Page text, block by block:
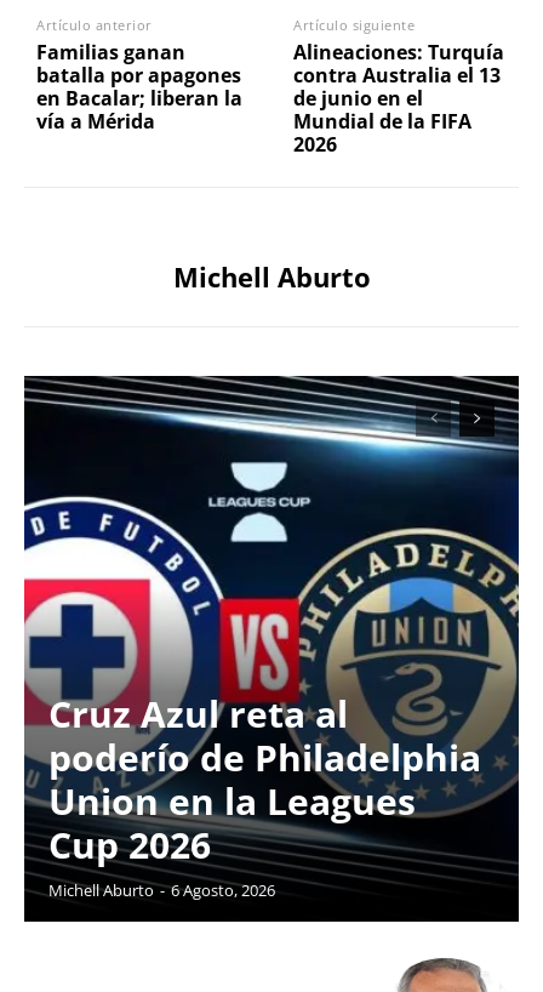
Artículo anterior
Familias ganan
batalla por apagones
en Bacalar; liberan la
vía a Mérida
Artículo siguiente
Alineaciones: Turquía
contra Australia el 13
de junio en el
Mundial de la FIFA
2026
Michell Aburto
Cruz Azul reta al
poderío de Philadelphia
Union en la Leagues
Cup 2026
Michell Aburto - 6 Agosto, 2026